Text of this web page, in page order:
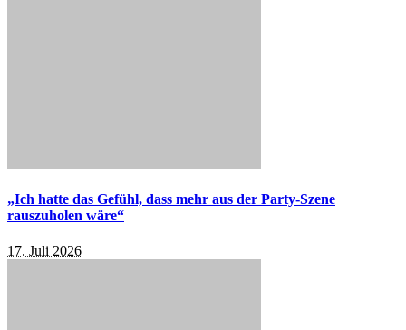
„Ich hatte das Gefühl, dass mehr aus der Party-Szene
rauszuholen wäre“
17. Juli 2026